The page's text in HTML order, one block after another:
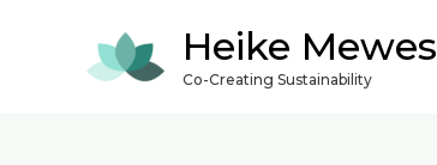
Heike Mewes
Co-Creating Sustainability